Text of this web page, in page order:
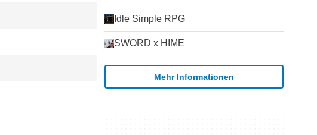
Idle Simple RPG
SWORD x HIME
Mehr Informationen